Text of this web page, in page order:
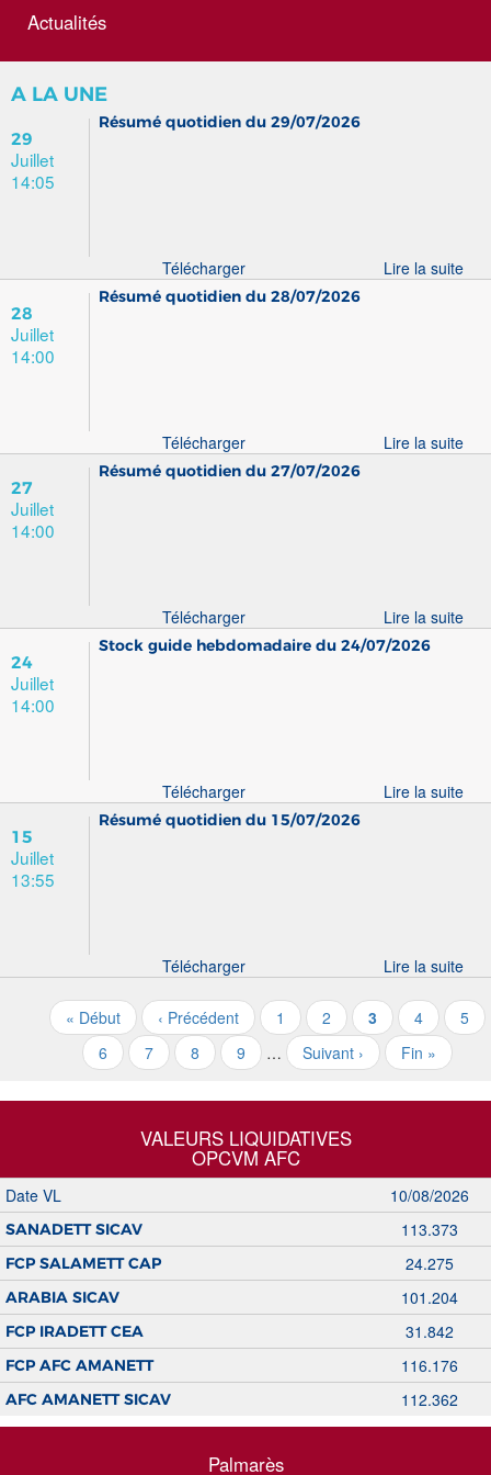
Actualités
A LA UNE
29
Juillet
14:05
Résumé quotidien du 29/07/2026
Lire la suite
Télécharger
28
Juillet
14:00
Résumé quotidien du 28/07/2026
Lire la suite
Télécharger
27
Juillet
14:00
Résumé quotidien du 27/07/2026
Lire la suite
Télécharger
24
Juillet
14:00
Stock guide hebdomadaire du 24/07/2026
Lire la suite
Télécharger
15
Juillet
13:55
Résumé quotidien du 15/07/2026
Lire la suite
Télécharger
« Début ‹ Précédent 1 2 3 4
5
6
7 8 9 … Suivant › Fin »
VALEURS LIQUIDATIVES
OPCVM AFC
Date VL 10/08/2026
SANADETT SICAV 113.373
FCP SALAMETT CAP 24.275
ARABIA SICAV 101.204
FCP IRADETT CEA 31.842
FCP AFC AMANETT 116.176
AFC AMANETT SICAV 112.362
Palmarès